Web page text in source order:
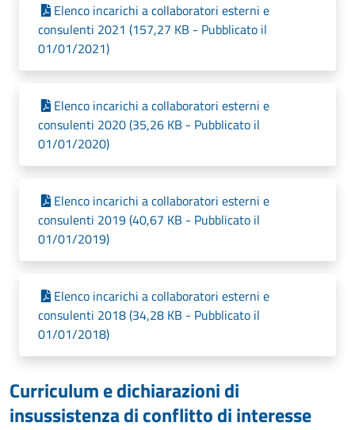
Elenco incarichi a collaboratori esterni e
consulenti 2021 (157,27 KB - Pubblicato il
01/01/2021)
Elenco incarichi a collaboratori esterni e
consulenti 2020 (35,26 KB - Pubblicato il
01/01/2020)
Elenco incarichi a collaboratori esterni e
consulenti 2019 (40,67 KB - Pubblicato il
01/01/2019)
Elenco incarichi a collaboratori esterni e
consulenti 2018 (34,28 KB - Pubblicato il
01/01/2018)
Curriculum e dichiarazioni di
insussistenza di conflitto di interesse